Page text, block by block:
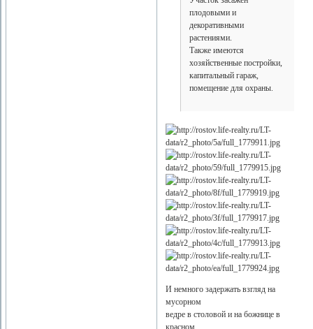
плодовыми и
декоративными
растениями.
Также имеются
хозяйственные постройки,
капитальный гараж,
помещение для охраны.
И немного задержать взгляд на
мусорном
ведре в столовой и на божнице в
красном